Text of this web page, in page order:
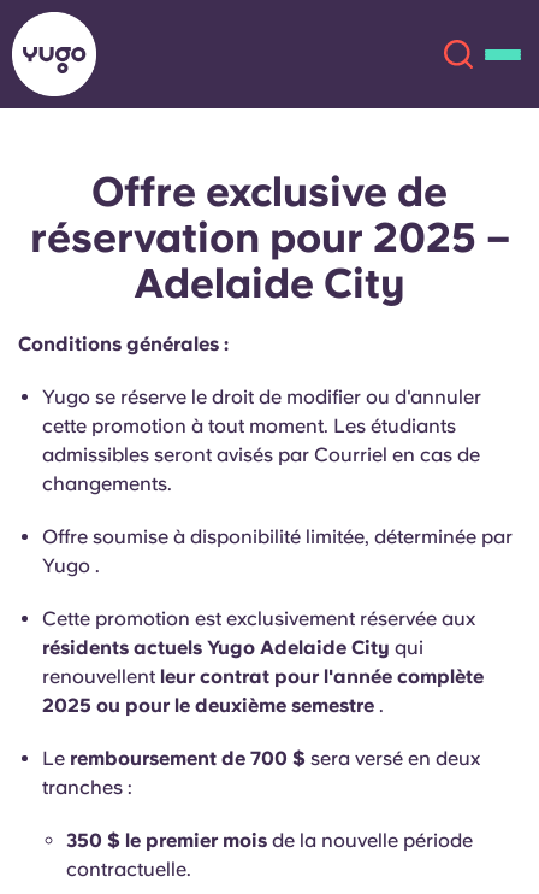
À propos
Lieux
Compte
English (GB)
English (US)
Chinese
Español
Sélectionnez un pays
Choisissez une résidence
Se connecter
English (GB)
English (US)
Italian French
Offre exclusive de
réservation pour 2025 –
Adelaide City
Conditions générales :
Yugo se réserve le droit de modifier ou d'annuler
cette promotion à tout moment. Les étudiants
admissibles seront avisés par Courriel en cas de
changements.
Offre soumise à disponibilité limitée, déterminée par
Yugo .
Cette promotion est exclusivement réservée aux
résidents actuels Yugo Adelaide City qui
renouvellent leur contrat pour l'année complète
2025 ou pour le deuxième semestre .
Le remboursement de 700 $ sera versé en deux
tranches :
350 $ le premier mois de la nouvelle période
contractuelle.